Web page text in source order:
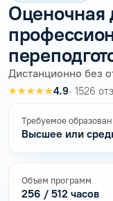
Оценочная
Дистанционно без
★★★★★4.9· 1526
Требуемое
Высшее или
Объем программ
256 / 512 часов